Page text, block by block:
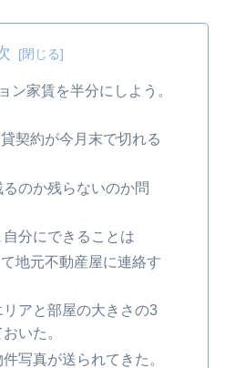
ン家賃を半分にしよう。
契約が今月末で切れる
のか残らないのか問
分にできることは
地元不動産屋に連絡す
アと部屋の大きさの3
いた。
写真が送られてきた。